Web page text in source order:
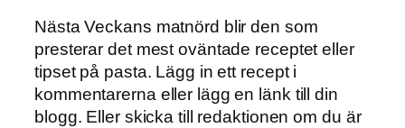
Nästa Veckans matnörd blir den som
presterar det mest oväntade receptet eller
tipset på pasta. Lägg in ett recept i
kommentarerna eller lägg en länk till din
blogg. Eller skicka till redaktionen om du är